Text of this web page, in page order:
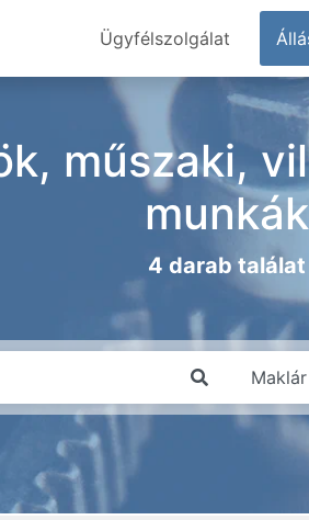
Ügyfélszolgálat
műszaki,
munkák
4 darab találat